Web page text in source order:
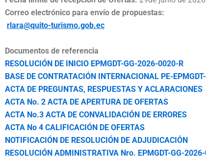
Correo electrónico para envío de propuestas:
rlara@quito-turismo.gob.ec
Documentos de referencia
RESOLUCIÓN DE INICIO EPMGDT-GG-2026-0020-R
BASE DE CONTRATACIÓN INTERNACIONAL PE-
ACTA DE PREGUNTAS, RESPUESTAS Y ACLARACIONES
ACTA No. 2 ACTA DE APERTURA DE OFERTAS
ACTA No.3 ACTA DE CONVALIDACIÓN DE ERRORES
ACTA No 4 CALIFICACIÓN DE OFERTAS
NOTIFICACIÓN DE RESOLUCIÓN DE ADJUDICACIÓN
RESOLUCIÓN ADMINISTRATIVA Nro. EPMGDT-GG-